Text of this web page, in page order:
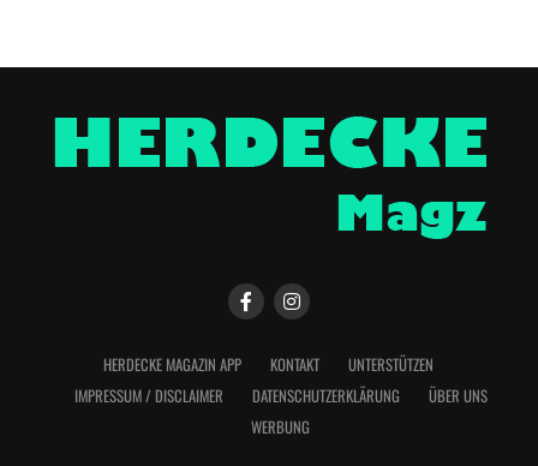
HERDECKE MAGAZIN APP KONTAKT
UNTERSTÜTZEN
IMPRESSUM / DISCLAIMER
DATENSCHUTZERKLÄRUNG
ÜBER UNS
WERBUNG